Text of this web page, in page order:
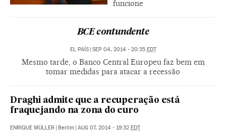
funcione
BCE contundente
EL PAÍS SEP 04, 2014 - 20:35 EDT
Mesmo tarde, o Banco Central Europeu faz bem em
tomar medidas para atacar a recessão
Draghi admite que a recuperação está
fraquejando na zona do euro
ENRIQUE MÜLLER Berlim AUG 07, 2014 - 19:32 EDT